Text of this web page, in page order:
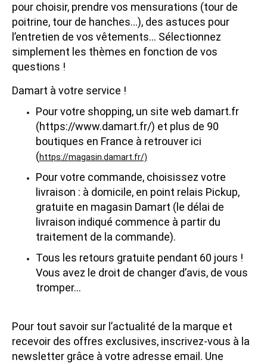
pour choisir, prendre vos mensurations (tour de
poitrine, tour de hanches...), des astuces pour
l’entretien de vos vêtements... Sélectionnez
simplement les thèmes en fonction de vos
questions !
Damart à votre service !
Pour votre shopping, un site web damart.fr
(https://www.damart.fr/) et plus de 90
boutiques en France à retrouver ici
(https://magasin.damart.fr/)
Pour votre commande, choisissez votre
livraison : à domicile, en point relais Pickup,
gratuite en magasin Damart (le délai de
livraison indiqué commence à partir du
traitement de la commande).
Tous les retours gratuite pendant 60 jours !
Vous avez le droit de changer d’avis, de vous
tromper...
Pour tout savoir sur l’actualité de la marque et
recevoir des offres exclusives, inscrivez-vous à la
newsletter grâce à votre adresse email. Une